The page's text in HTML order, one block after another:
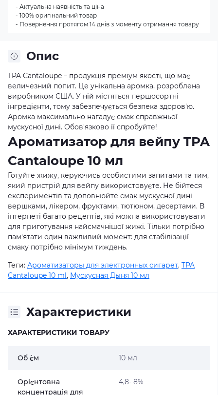
Опис
TPA Cantaloupe – продукція преміум якості, що має
величезний попит. Це унікальна аромка, розроблена
виробником США. У ній містяться першосортні
інгредієнти, тому забезпечується безпека здоров'ю.
Аромка максимально нагадує смак справжньої
мускусної дині. Обов'язково її спробуйте!
Ароматизатор для вейпу TPA
Cantaloupe 10 мл
Готуйте жижу, керуючись особистими запитами та тим,
який пристрій для вейпу використовуєте. Не бійтеся
експериментів та доповнюйте смак мускусної дині
вершками, лікером, фруктами, тютюном, десертами. В
інтернеті багато рецептів, які можна використовувати
для приготування найсмачнішої жижі. Тільки потрібно
пам'ятати один важливий момент: для стабілізації
смаку потрібно мінімум тиждень.
Теги: Ароматизаторы для электронных сигарет, TPA
Cantaloupe 10 ml, Мускусная Дыня 10 мл
Характеристики
ХАРАКТЕРИСТИКИ ТОВАРУ
Об `єм 10 мл
Орієнтовна
концентрація для
4,8- 8%
- Актуальна наявність та ціна
- 100% оригінальний товар
- Повернення протягом 14 днів з моменту отримання товару